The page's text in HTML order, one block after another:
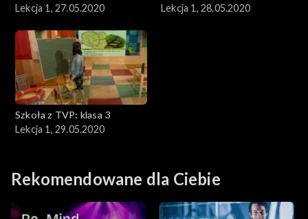
Lekcja 1, 27.05.2020
Lekcja 1, 28.05.2020
Szkoła z TVP: klasa 3
Lekcja 1, 29.05.2020
Rekomendowane dla Ciebie